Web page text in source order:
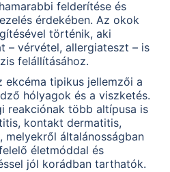
felderítése és
érdekében. Az okok
történik, aki
– vérvétel, allergiateszt – is
felállításához.
ekcéma tipikus jellemzői a
hólyagok és a viszketés.
reakciónak több altípusa is
kontakt dermatitis,
melyekről általánosságban
életmóddal és
jól korádban tarthatók.